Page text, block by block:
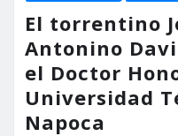
El torrentino
Antonino
el Doctor
Universidad
Napoca